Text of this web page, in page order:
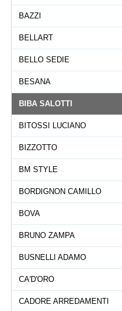
BAZZI
BELLART
BELLO SEDIE
BESANA
BIBA SALOTTI
BITOSSI LUCIANO
BIZZOTTO
BM STYLE
BORDIGNON CAMILLO
BOVA
BRUNO ZAMPA
BUSNELLI ADAMO
CA'D'ORO
CADORE ARREDAMENTI